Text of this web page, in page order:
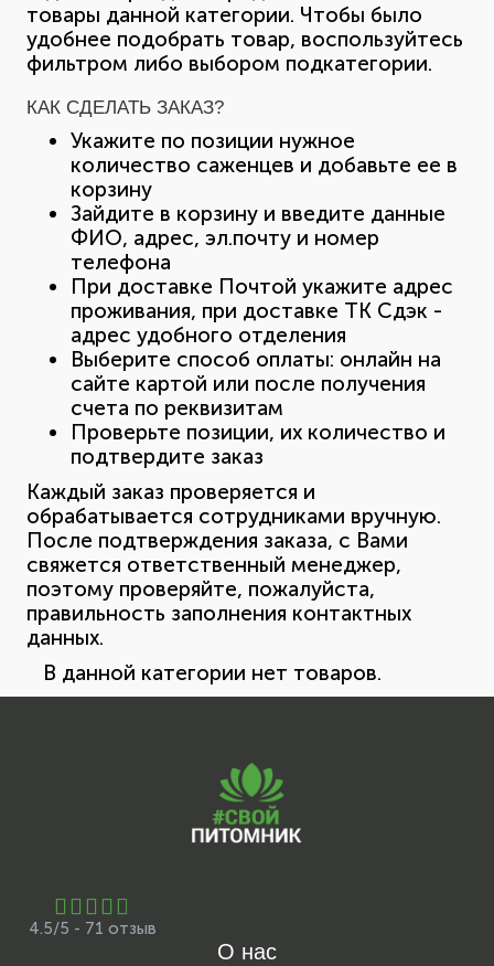
товары данной категории. Чтобы было
удобнее подобрать товар, воспользуйтесь
фильтром либо выбором подкатегории.
КАК СДЕЛАТЬ ЗАКАЗ?
Укажите по позиции нужное
количество саженцев и добавьте ее в
корзину
Зайдите в корзину и введите данные
ФИО, адрес, эл.почту и номер
телефона
При доставке Почтой укажите адрес
проживания, при доставке ТК Сдэк -
адрес удобного отделения
Выберите способ оплаты: онлайн на
сайте картой или после получения
счета по реквизитам
Проверьте позиции, их количество и
подтвердите заказ
Каждый заказ проверяется и
обрабатывается сотрудниками вручную.
После подтверждения заказа, с Вами
свяжется ответственный менеджер,
поэтому проверяйте, пожалуйста,
правильность заполнения контактных
данных.
В данной категории нет товаров.
4.5/5 - 71 отзыв
О нас